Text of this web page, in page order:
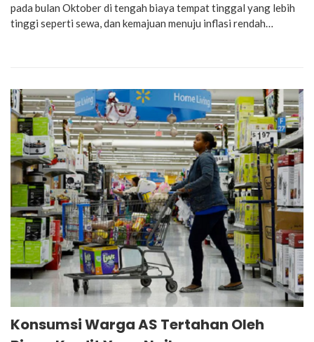
pada bulan Oktober di tengah biaya tempat tinggal yang lebih
tinggi seperti sewa, dan kemajuan menuju inflasi rendah…
Konsumsi Warga AS Tertahan Oleh